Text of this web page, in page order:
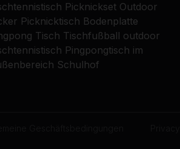
Picknickset Outdoor
Picknicktisch Bodenplatte
Tisch Tischfußball outdoor
Pingpongtisch im
Schulhof